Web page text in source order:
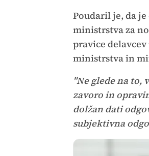
Poudaril je, da
ministrstva za
pravice
ministrstva in
"Ne glede na to,
zavoro in
dolžan dati
subjektivna